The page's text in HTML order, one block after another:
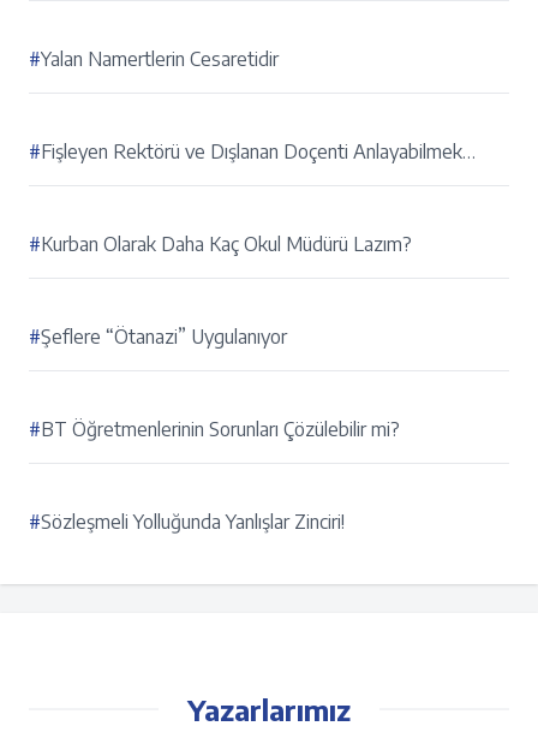
#Yalan Namertlerin Cesaretidir
#Fişleyen Rektörü ve Dışlanan Doçenti Anlayabilmek…
#Kurban Olarak Daha Kaç Okul Müdürü Lazım?
#Şeflere “Ötanazi” Uygulanıyor
#BT Öğretmenlerinin Sorunları Çözülebilir mi?
#Sözleşmeli Yolluğunda Yanlışlar Zinciri!
Yazarlarımız